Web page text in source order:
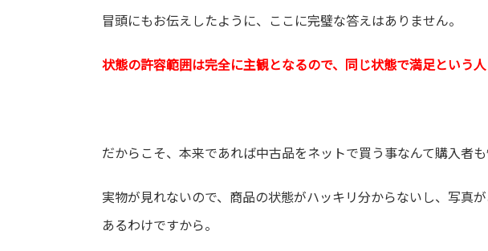
冒頭にもお伝えしたように、ここに完璧な答えはありません。
状態の許容範囲は完全に主観となるので、同じ状態で満足という人
だからこそ、本来であれば中古品をネットで買う事なんて購入者も
実物が見れないので、商品の状態がハッキリ分からないし、写真
あるわけですから。